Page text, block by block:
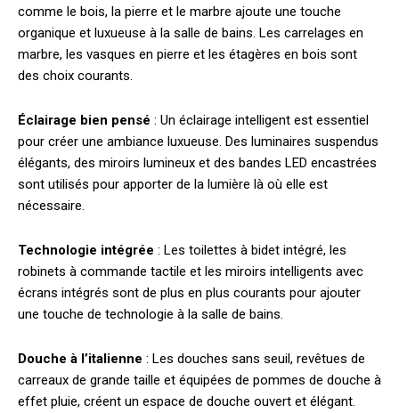
comme le bois, la pierre et le marbre ajoute une touche
organique et luxueuse à la salle de bains. Les carrelages en
marbre, les vasques en pierre et les étagères en bois sont
des choix courants.
Éclairage bien pensé : Un éclairage intelligent est essentiel
pour créer une ambiance luxueuse. Des luminaires suspendus
élégants, des miroirs lumineux et des bandes LED encastrées
sont utilisés pour apporter de la lumière là où elle est
nécessaire.
Technologie intégrée : Les toilettes à bidet intégré, les
robinets à commande tactile et les miroirs intelligents avec
écrans intégrés sont de plus en plus courants pour ajouter
une touche de technologie à la salle de bains.
Douche à l’italienne : Les douches sans seuil, revêtues de
carreaux de grande taille et équipées de pommes de douche à
effet pluie, créent un espace de douche ouvert et élégant.